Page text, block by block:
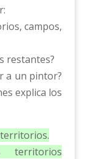
campos,
restantes?
a un pintor?
explica los